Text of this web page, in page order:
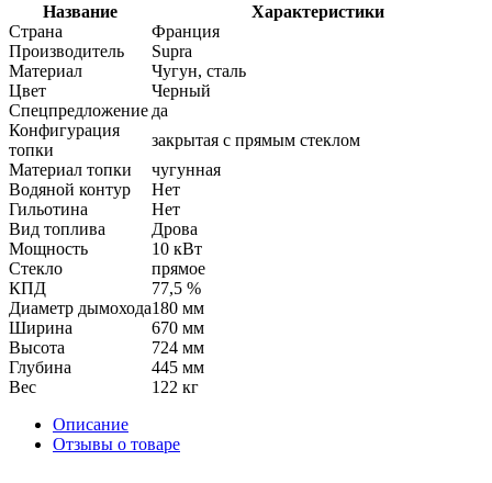
Название
Характеристики
Страна
Франция
Производитель
Supra
Материал
Чугун, сталь
Цвет
Черный
Спецпредложение да
Конфигурация
топки
закрытая с прямым стеклом
Материал топки
чугунная
Водяной контур
Нет
Гильотина
Нет
Вид топлива
Дрова
Мощность
10 кВт
Стекло
прямое
КПД
77,5 %
Диаметр дымохода180 мм
Ширина
670 мм
Высота
724 мм
Глубина
445 мм
Вес
122 кг
Описание
Отзывы о товаре